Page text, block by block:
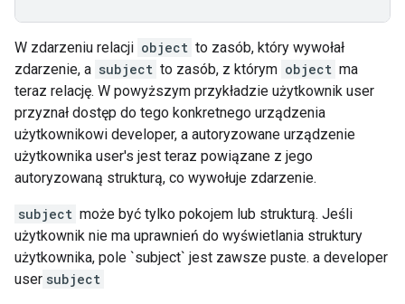
W zdarzeniu relacji object to zasób, który wywołał
zdarzenie, a subject to zasób, z którym object ma
teraz relację. W powyższym przykładzie użytkownik user
przyznał dostęp do tego konkretnego urządzenia
użytkownikowi developer, a autoryzowane urządzenie
użytkownika user's jest teraz powiązane z jego
autoryzowaną strukturą, co wywołuje zdarzenie.
subject może być tylko pokojem lub strukturą. Jeśli
użytkownik nie ma uprawnień do wyświetlania struktury
użytkownika, pole `subject` jest zawsze puste. a developer
user subject